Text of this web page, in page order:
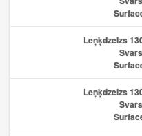
Leņķdzelzs
Leņķdzelzs